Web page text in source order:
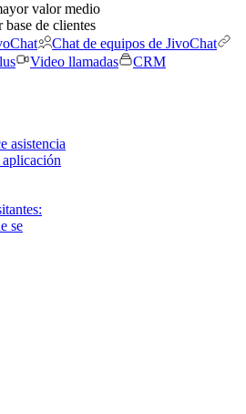
valor medio
de clientes
Chat de equipos de JivoChat
Video llamadas
CRM
asistencia
aplicación
se